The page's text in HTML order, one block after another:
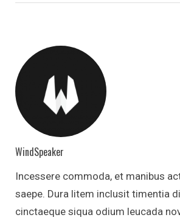
WindSpeaker
Incessere commoda, et manibus
saepe. Dura litem inclusit timentia
cinctaeque siqua odium leucada